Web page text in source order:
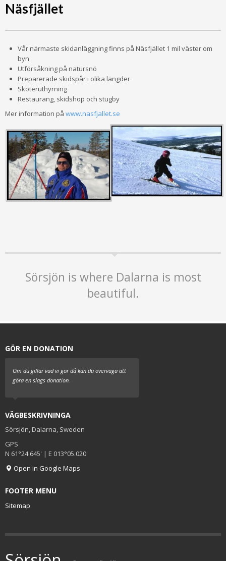
Näsfjället
Vår närmaste skidanläggning finns på Näsfjället 1 mil väster om
byn
Utförsåkning på natursnö
Preparerade skidspår i olika längder
Skoteruthyrning
Restaurang, skidshop och stugby
Mer information på www.nasfjallet.se
Sörsjön is where Dalarna is most
beautiful.
GÖR EN DONATION
Om du gillar vad vi gör då kan du överväga att
göra en slags donation.
VÄGBESKRIVNINGA
Sörsjön, Dalarna, Sweden
GPS
N 61°24.645' | E 013°05.020'
Open in Google Maps
FOOTER MENU
Sitemap